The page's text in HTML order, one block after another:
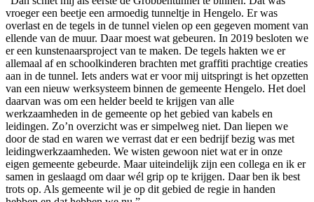
vroeger een beetje een armoedig tunneltje in Hengelo. Er was
overlast en de tegels in de tunnel vielen op een gegeven moment van
ellende van de muur. Daar moest wat gebeuren. In 2019 besloten we
er een kunstenaarsproject van te maken. De tegels hakten we er
allemaal af en schoolkinderen brachten met graffiti prachtige creaties
aan in de tunnel. Iets anders wat er voor mij uitspringt is het opzetten
van een nieuw werksysteem binnen de gemeente Hengelo. Het doel
daarvan was om een helder beeld te krijgen van alle
werkzaamheden in de gemeente op het gebied van kabels en
leidingen. Zo’n overzicht was er simpelweg niet. Dan liepen we
door de stad en waren we verrast dat er een bedrijf bezig was met
leidingwerkzaamheden. We wisten gewoon niet wat er in onze
eigen gemeente gebeurde. Maar uiteindelijk zijn een collega en ik er
samen in geslaagd om daar wél grip op te krijgen. Daar ben ik best
trots op. Als gemeente wil je op dit gebied de regie in handen